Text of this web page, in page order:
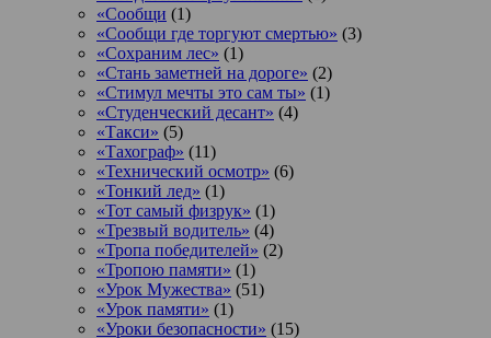
«Сообщи (1)
«Сообщи где торгуют смертью» (3)
«Сохраним лес» (1)
«Стань заметней на дороге» (2)
«Стимул мечты это сам ты» (1)
«Студенческий десант» (4)
«Такси» (5)
«Тахограф» (11)
«Технический осмотр» (6)
«Тонкий лед» (1)
«Тот самый физрук» (1)
«Трезвый водитель» (4)
«Тропа победителей» (2)
«Тропою памяти» (1)
«Урок Мужества» (51)
«Урок памяти» (1)
«Уроки безопасности» (15)